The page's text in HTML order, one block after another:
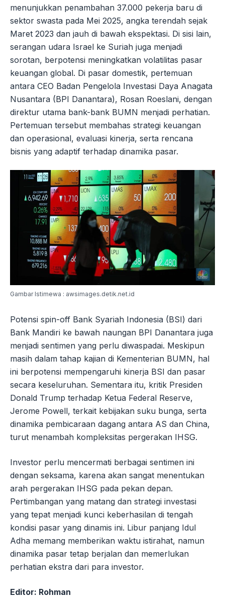
menunjukkan penambahan 37.000 pekerja baru di
sektor swasta pada Mei 2025, angka terendah sejak
Maret 2023 dan jauh di bawah ekspektasi. Di sisi lain,
serangan udara Israel ke Suriah juga menjadi
sorotan, berpotensi meningkatkan volatilitas pasar
keuangan global. Di pasar domestik, pertemuan
antara CEO Badan Pengelola Investasi Daya Anagata
Nusantara (BPI Danantara), Rosan Roeslani, dengan
direktur utama bank-bank BUMN menjadi perhatian.
Pertemuan tersebut membahas strategi keuangan
dan operasional, evaluasi kinerja, serta rencana
bisnis yang adaptif terhadap dinamika pasar.
Gambar Istimewa : awsimages.detik.net.id
Potensi spin-off Bank Syariah Indonesia (BSI) dari
Bank Mandiri ke bawah naungan BPI Danantara juga
menjadi sentimen yang perlu diwaspadai. Meskipun
masih dalam tahap kajian di Kementerian BUMN, hal
ini berpotensi mempengaruhi kinerja BSI dan pasar
secara keseluruhan. Sementara itu, kritik Presiden
Donald Trump terhadap Ketua Federal Reserve,
Jerome Powell, terkait kebijakan suku bunga, serta
dinamika pembicaraan dagang antara AS dan China,
turut menambah kompleksitas pergerakan IHSG.
Investor perlu mencermati berbagai sentimen ini
dengan seksama, karena akan sangat menentukan
arah pergerakan IHSG pada pekan depan.
Pertimbangan yang matang dan strategi investasi
yang tepat menjadi kunci keberhasilan di tengah
kondisi pasar yang dinamis ini. Libur panjang Idul
Adha memang memberikan waktu istirahat, namun
dinamika pasar tetap berjalan dan memerlukan
perhatian ekstra dari para investor.
Editor: Rohman